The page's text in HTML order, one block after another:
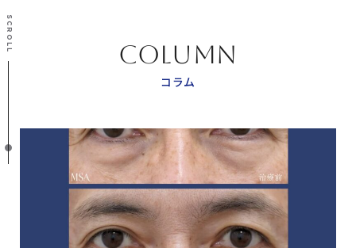
SCROLL
COLUMN
コラム